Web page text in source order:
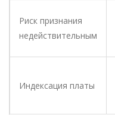
Риск признания
недействительным
Индексация платы